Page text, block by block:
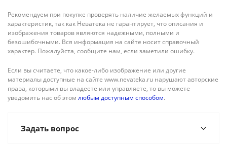
Рекомендуем при покупке проверять наличие желаемых функций и
характеристик, так как Неватека не гарантирует, что описания и
изображения товаров являются надежными, полными и
безошибочными. Вся информация на сайте носит справочный
характер. Пожалуйста, сообщите нам, если заметили ошибку.
Если вы считаете, что какое-либо изображение или другие
материалы доступные на сайте www.nevateka.ru нарушают авторские
права, которыми вы владеете или управляете, то вы можете
уведомить нас об этом любым доступным способом.
Задать вопрос